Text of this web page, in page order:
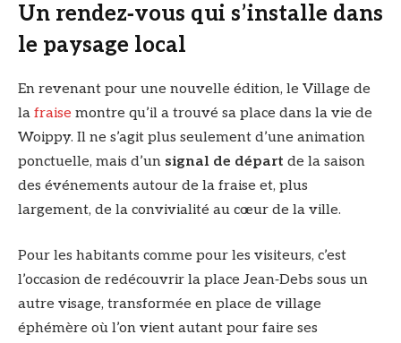
Un rendez‑vous qui s’installe dans
le paysage local
En revenant pour une nouvelle édition, le Village de
la fraise montre qu’il a trouvé sa place dans la vie de
Woippy. Il ne s’agit plus seulement d’une animation
ponctuelle, mais d’un signal de départ de la saison
des événements autour de la fraise et, plus
largement, de la convivialité au cœur de la ville.
Pour les habitants comme pour les visiteurs, c’est
l’occasion de redécouvrir la place Jean‑Debs sous un
autre visage, transformée en place de village
éphémère où l’on vient autant pour faire ses